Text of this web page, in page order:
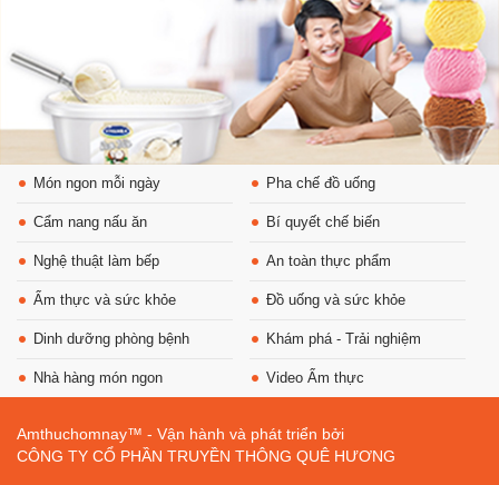
Món ngon mỗi ngày Pha chế đồ uống
Cẩm nang nấu ăn Bí quyết chế biến
Nghệ thuật làm bếp An toàn thực phẩm
Ẩm thực và sức khỏe Đồ uống và sức khỏe
Dinh dưỡng phòng bệnh Khám phá - Trải nghiệm
Nhà hàng món ngon Video Ẩm thực
Amthuchomnay™ - Vận hành và phát triển bởi
CÔNG TY CỔ PHẦN TRUYỀN THÔNG QUÊ HƯƠNG